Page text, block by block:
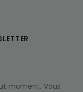
moment. Vous